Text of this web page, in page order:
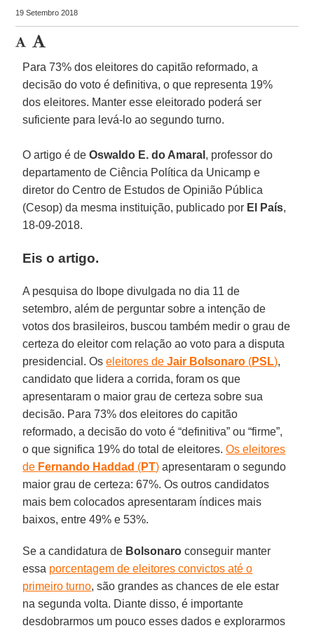
19 Setembro 2018
Para 73% dos eleitores do capitão reformado, a
decisão do voto é definitiva, o que representa 19%
dos eleitores. Manter esse eleitorado poderá ser
suficiente para levá-lo ao segundo turno.
O artigo é deOswaldo E. do Amaral , professor do
departamento de Ciência Política da Unicamp e
diretor do Centro de Estudos de Opinião Pública
(Cesop) da mesma instituição, publicado por El País,
18-09-2018.
Eis o artigo.
A pesquisa do Ibope divulgada no dia 11 de
setembro, além de perguntar sobre a intenção de
votos dos brasileiros, buscou também medir o grau de
certeza do eleitor com relação ao voto para a disputa
presidencial. Oseleitores deJair Bolsonaro (PSL),
candidato que lidera a corrida, foram os que
apresentaram o maior grau de certeza sobre sua
decisão. Para 73% dos eleitores do capitão
reformado, a decisão do voto é “definitiva” ou “firme”,
o que significa 19% do total de eleitores.Os eleitores
de Fernando Haddad (PT) apresentaram o segundo
maior grau de certeza: 67%. Os outros candidatos
mais bem colocados apresentaram índices mais
baixos, entre 49% e 53%.
Se a candidatura de Bolsonaro conseguir manter
essa porcentagem de eleitores convictos até o
primeiro turno, são grandes as chances de ele estar
na segunda volta. Diante disso, é importante
desdobrarmos um pouco esses dados e explorarmos